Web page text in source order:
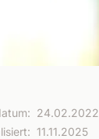
: 24.02.2022
: 11.11.2025